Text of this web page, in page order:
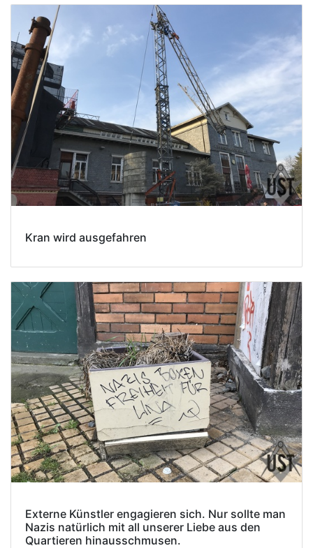
Kran wird ausgefahren
Externe Künstler engagieren sich. Nur sollte man
Nazis natürlich mit all unserer Liebe aus den
Quartieren hinausschmusen.